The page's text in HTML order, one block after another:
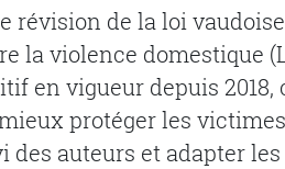
révision de la loi
la violence domestique
en vigueur depuis 2018,
protéger les
auteurs et adapter